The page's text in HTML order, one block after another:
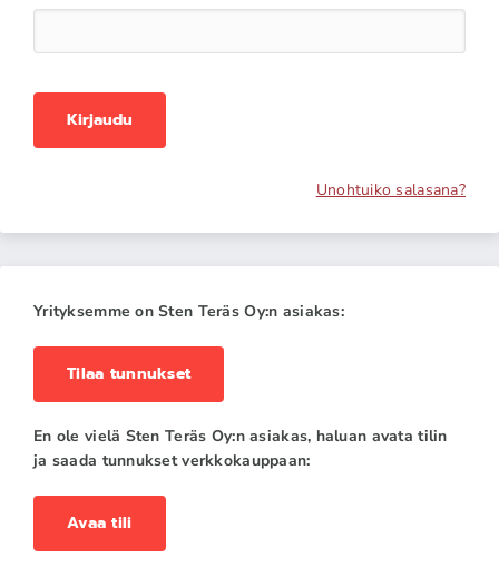
Kirjaudu
Unohtuiko salasana?
Yrityksemme on Sten Teräs Oy:n asiakas:
Tilaa tunnukset
En ole vielä Sten Teräs Oy:n asiakas, haluan avata tilin
ja saada tunnukset verkkokauppaan:
Avaa tili